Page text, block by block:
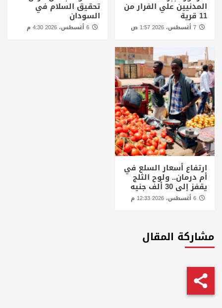
المدنيين علي الفرار من
11 قرية
تحقيق السلام في
السودان
6 أغسطس، 2026 4:30 م
ارتفاع أسعار السلع في
أم درمان.. ولوح الثلج
يقفز إلى 30 ألف جنيه
مشاركة المقال